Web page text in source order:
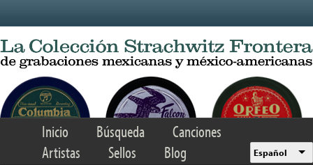
Inicio Búsqueda
Canciones
Artistas
Sellos Blog Español